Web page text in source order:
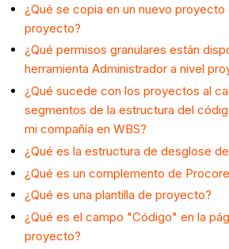
¿Qué se copia en un nuevo proyecto
proyecto?
¿Qué permisos granulares están
herramienta Administrador a nivel
¿Qué sucede con los proyectos al
segmentos de la estructura del
mi compañía en WBS?
¿Qué es la estructura de desglose
¿Qué es un complemento de
¿Qué es una plantilla de proyecto?
¿Qué es el campo "Código" en la
proyecto?